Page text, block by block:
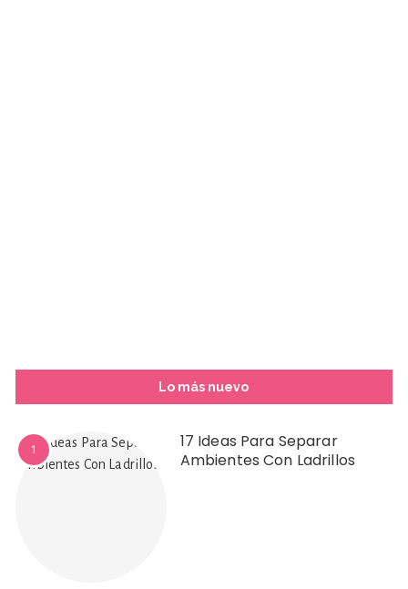
Lo más nuevo
1
17 Ideas Para Separar
Ambientes Con Ladrillos